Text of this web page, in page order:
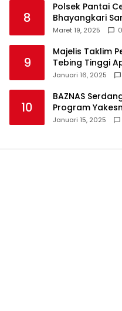
8
Polsek Pantai
Bhayangkari
Takjil
Maret 19, 2025 0
9
Majelis Taklim
Tebing Tinggi
Haram
Januari 16, 2025
10
BAZNAS
Program
Perkenalan
Januari 15, 2025